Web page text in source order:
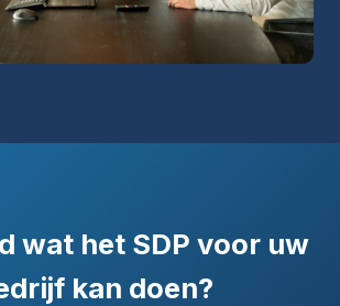
wat het SDP voor uw
kan doen?